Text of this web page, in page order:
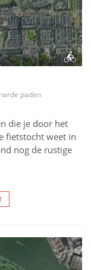
paden
die je door het
fietstocht weet in
nog de rustige